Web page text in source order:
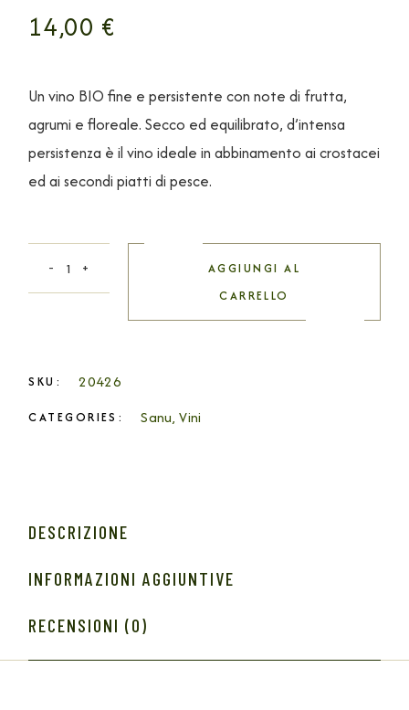
14,00 €
Un vino BIO fine e persistente con note di frutta,
agrumi e floreale. Secco ed equilibrato, d’intensa
persistenza è il vino ideale in abbinamento ai crostacei
ed ai secondi piatti di pesce.
AGGIUNGI AL
CARRELLO
SKU: 20426
CATEGORIES: Sanu,Vini
DESCRIZIONE
INFORMAZIONI AGGIUNTIVE
RECENSIONI (0)